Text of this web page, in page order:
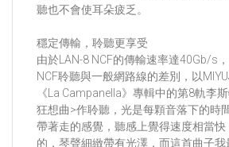
聽也不會使耳朵疲乏。
穩定傳輸，聆聽更享受
由於LAN-8 NCF的傳輸速率達40Gb/s
NCF聆聽與一般網路線的差別，以
《La Campanella》專輯中的第8軌李
狂想曲>作聆聽，光是每顆音落下的時
帶著走的感覺，聽感上覺得速度相當
的，琴聲細緻帶有光澤，而這首曲子